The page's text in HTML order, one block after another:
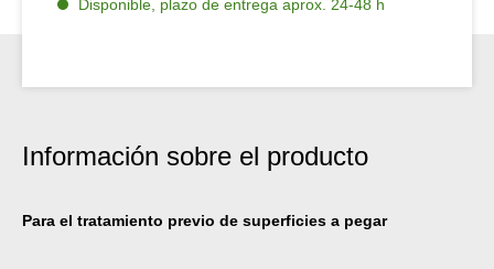
Disponible, plazo de entrega aprox. 24-48 h
Información sobre el producto
Para el tratamiento previo de superficies a pegar